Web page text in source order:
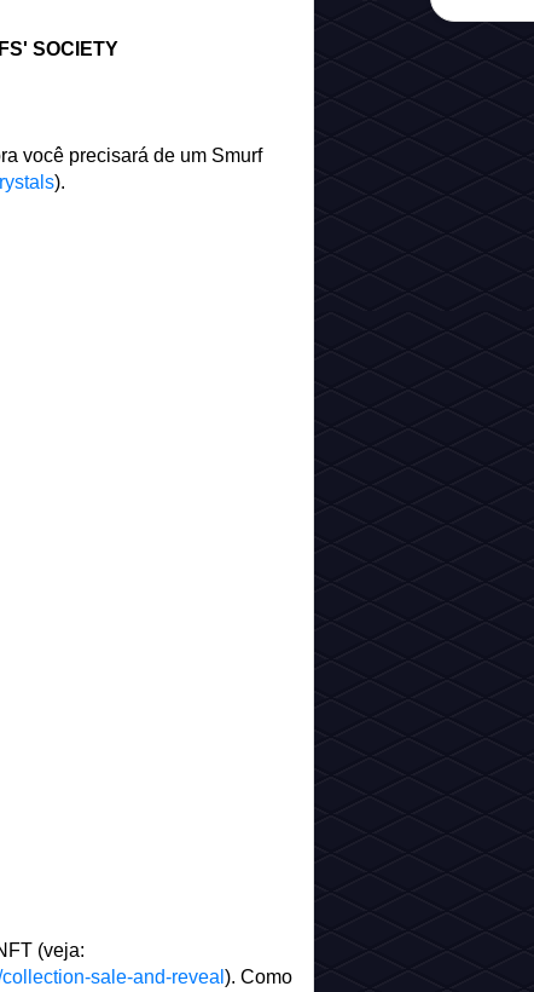
SOCIETY
você precisará de um Smurf
).
(veja:
sale-and-reveal ). Como